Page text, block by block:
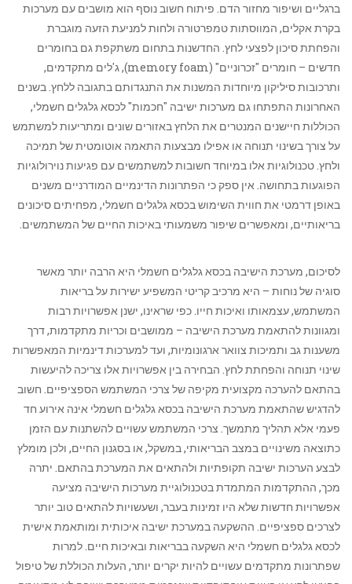
ברגליים ושיפור מחזור הדם. פיתוח חשוב נוסף הוא מושבים עם מערכות
בקרת אקלים, המווסתות טמפרטורה ולחות למניעת הזעה מוגברת
והפחתת סיכון לפצעי לחץ. החדשנות בתחום משתקפת גם בחומרים
חדשים – חומרים "זכרוניים" (memory foam), ג'לים מתקדמים,
ותרכובות סיליקון מיוחדות המשנות את התנגדותם בתגובה ללחץ. בשנים
האחרונות התפתחו גם מערכות ישיבה "חכמות" לכסא גלגלים חשמלי,
הכוללות חיישנים המנטרים את הלחץ באזורים שונים ומתריעות למשתמש
על צורך בשינוי תנוחה או אפילו מבצעות התאמה אוטומטית של תמיכה
ולחץ. טכנולוגיות אלו במיוחד חשובות למשתמשים עם פגיעות נוירולוגיות
הפוגעות בתחושה. אין ספק כי הפתרונות הדינמיים המודרניים משנים
באופן דרמטי את חווית השימוש בכסא גלגלים חשמלי, מפחיתים סיכונים
בריאותיים, ומאפשרים שיפור משמעותי באיכות החיים של המשתמשים.
לסיכום, מערכת הישיבה בכסא גלגלים חשמלי היא הרבה יותר מאשר
סוגיה של נוחות – היא מרכיב קריטי המשפיע ישירות על בריאות
המשתמש, עצמאותו ואיכות חייו. כפי שראינו, ישנן אפשרויות רבות
ומגוונות להתאמת מערכת הישיבה – ממושבים וכריות מתקדמות, דרך
משענות גב ותמיכות צוואר ארגונומיות, ועד למערכות דינמיות המאפשרות
שינוי תנוחה והפחתת לחץ. הבחירה בין אפשרויות אלו צריכה להיעשות
בהתאם להערכה מקצועית מקיפה של צרכי המשתמש הספציפיים. חשוב
להדגיש שהתאמת מערכת הישיבה בכסא גלגלים חשמלי אינה אירוע חד
פעמי אלא תהליך מתמשך. צרכי המשתמש עשויים להשתנות עם הזמן
כתוצאה משינויים במצב הבריאותי, במשקל, או בסגנון החיים, ולכן מומלץ
לבצע הערכות ישיבה תקופתיות ולהתאים את המערכת בהתאם. יתרה
מכך, ההתקדמות המתמדת בטכנולוגיית מערכות הישיבה מציעה
אפשרויות חדשות שלא היו זמינות בעבר, ושעשויות להתאים טוב יותר
לצרכים ספציפיים. ההשקעה במערכת ישיבה איכותית ומותאמת אישית
לכסא גלגלים חשמלי היא השקעה בבריאות ובאיכות חיים. למרות
שפתרונות מתקדמים עשויים להיות יקרים יותר, העלות הכוללת של טיפול